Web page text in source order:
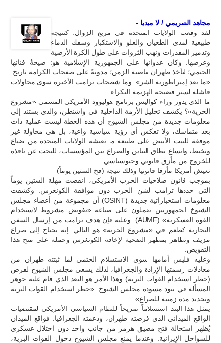
مجاهد الصريمي / لا ميديا -
لقد وقعت الولايات المتحدة في مربع الزوال، كنتيجة
طبيعية لمدى الطغيان والعلو والاستكبار وسفك الدماء
وتدمير المقدرات ونهب الثروات على طول الكرة الأرضية
وعرضها. وكان عدوانها على الجمهورية الإسلامية هو: صيحةُ فنائها
الحتمي؛ لتأخذ طهران بناصية الزمن؛ مدونةً على صفحات الكرامة تاريخ:
«ما بعد إمبراطورية الشر». وما شطحات ترامب الأخيرة سوى محاولات
فاشلة لستر فضيحة الهزيمة النكراء.
ما الذي يدور وراء كواليس برنامج هوليوود الأمريكي المسمى «مشروع
الحرية»؟ يكشف تحليل الأزمة الداخلية في واشنطن، والذي يستند إلى
معلومات جديدة من مجلس الشيوخ أن هذه الخطة ليست عملية ذات
بعد متماسك، ولا تعكس أي رؤية سياسية واعية، بل هي محاولة غير
موفقة للبيت الأبيض على طبيعة ما تعيشه الولايات المتحدة من ضياع
وتخبط، واتساع نطاق التباين والصراع بين المؤسسات، للبحث عن نافذة
للخروج من مأزق قانوني وجيوسياسي.
تعيش أمريكا مأزقا قانونيا وذلك نتيجة (فخ الستين يوماً)
بموجب قانون صلاحيات الحرب الأمريكي، انقضت مهلة الستين يوماً
التي حددها ترامب لشن الحرب دون موافقة الكونغرس. وكشفت
معلومات استخباراتية جديدة (OSINT) أن مجموعة من أعضاء مجلس
الشيوخ الجمهوريين يعملون على صياغة «تفويض مشروط لاستخدام
القوة العسكرية» (AUMF). وعليه فإن هدف ترامب من إرسال السفن
التجارية كطعم في «مشروع الحرية» هو التالي: إنه يحتاج إلى صراع
مزيف وتظاهر بمظهر الضحية لإخافة الكونغرس وحمله على منح هذا
التفويض.
وعليه فليس أمامها سوى الاستسلام الحتمي لما ثبتته طهران من
معادلات رسمتها الإرادة والجغرافيا، لذلك يسعى مجلس الشيوخ لفرض
(حظر استخدام القوات البرية) وهذا الأمر هو البعد الذي قام عليه جوهر
المسألة في بنود مسودة مجلس الشيوخ: «حظر استخدام القوات البرية
وتحديد مدة زمنية للصراع».
يمثل هذا البند استسلاماً صريحاً للنظام السياسي الأمريكي لمقتضيات
الواقع الميداني الذي فرضته طهران، ودعمته الجغرافيا. فواقع الميدان
يُظهر استحالة فتح مضيق هرمز من جانب واحد دون احتلال عسكري
للسواحل الإيرانية. وعندما يمنع مجلس الشيوخ دخول القوات البرية،